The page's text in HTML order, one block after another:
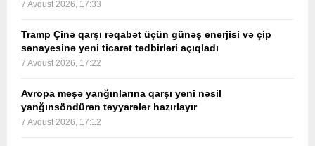
7 Avqust 2026, 17:33
Tramp Çinə qarşı rəqabət üçün günəş enerjisi və çip
sənayesinə yeni ticarət tədbirləri açıqladı
7 Avqust 2026, 17:22
Avropa meşə yanğınlarına qarşı yeni nəsil
yanğınsöndürən təyyarələr hazırlayır
7 Avqust 2026, 17:12